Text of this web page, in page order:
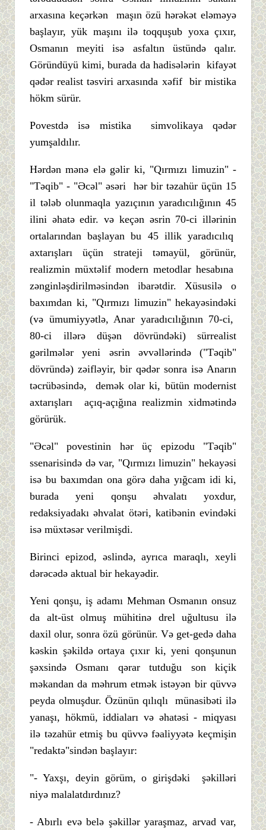
arxasına keçərkən maşın özü hərəkət eləməyə
başlayır, yük maşını ilə toqquşub yoxa çıxır,
Osmanın meyiti isə asfaltın üstündə qalır.
Göründüyü kimi, burada da hadisələrin kifayət
qədər realist təsviri arxasında xəfif bir mistika
hökm sürür.
Povestdə isə mistika simvolikaya qədər
yumşaldılır.
Hərdən mənə elə gəlir ki, "Qırmızı limuzin" -
"Təqib" - "Əcəl" əsəri hər bir təzahür üçün 15
il tələb olunmaqla yazıçının yaradıcılığının 45
ilini əhatə edir. və keçən əsrin 70-ci illərinin
ortalarından başlayan bu 45 illik yaradıcılıq
axtarışları üçün strateji təmayül, görünür,
realizmin müxtəlif modern metodlar hesabına
zənginləşdirilməsindən ibarətdir. Xüsusilə o
baxımdan ki, "Qırmızı limuzin" hekayəsindəki
(və ümumiyyətlə, Anar yaradıcılığının 70-ci,
80-ci illərə düşən dövründəki) sürrealist
gərilmələr yeni əsrin əvvəllərində ("Təqib"
dövründə) zəifləyir, bir qədər sonra isə Anarın
təcrübəsində, demək olar ki, bütün modernist
axtarışları açıq-açığına realizmin xidmətində
görürük.
"Əcəl" povestinin hər üç epizodu "Təqib"
ssenarisində də var, "Qırmızı limuzin" hekayəsi
isə bu baxımdan ona görə daha yığcam idi ki,
burada yeni qonşu əhvalatı yoxdur,
redaksiyadakı əhvalat ötəri, katibənin evindəki
isə müxtəsər verilmişdi.
Birinci epizod, əslində, ayrıca maraqlı, xeyli
dərəcədə aktual bir hekayədir.
Yeni qonşu, iş adamı Mehman Osmanın onsuz
da alt-üst olmuş mühitinə drel uğultusu ilə
daxil olur, sonra özü görünür. Və get-gedə daha
kəskin şəkildə ortaya çıxır ki, yeni qonşunun
şəxsində Osmanı qərar tutduğu son kiçik
məkandan da məhrum etmək istəyən bir qüvvə
peyda olmuşdur. Özünün qılıqlı münasibəti ilə
yanaşı, hökmü, iddiaları və əhatəsi - miqyası
ilə təzahür etmiş bu qüvvə fəaliyyətə keçmişin
"redaktə"sindən başlayır:
"- Yaxşı, deyin görüm, o girişdəki şəkilləri
niyə malalatdırdınız?
- Abırlı evə belə şəkillər yaraşmaz, arvad var,